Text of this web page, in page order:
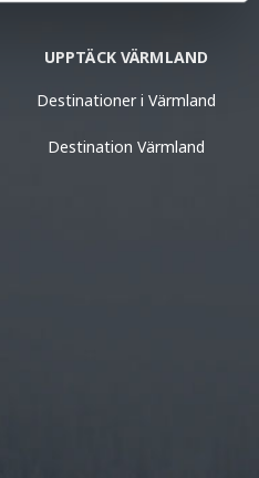
UPPTÄCK VÄRMLAND
Destinationer i Värmland
Destination Värmland